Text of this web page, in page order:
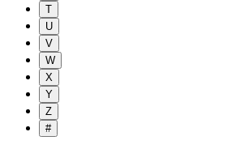
T
U
V
W
X
Y
Z
#